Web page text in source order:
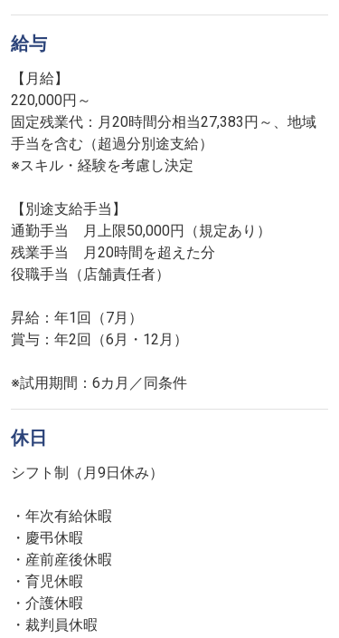
給与
【⽉給】
220,000円～
固定残業代：⽉20時間分相当27,383円～、地域
手当を含む（超過分別途支給）
※スキル・経験を考慮し決定
【別途支給手当】
通勤手当 ⽉上限50,000円（規定あり）
残業⼿当 ⽉20時間を超えた分
役職⼿当（店舗責任者）
昇給：年1回（7⽉）
賞与：年2回（6⽉・12⽉）
※試用期間：6カ月／同条件
休日
シフト制（⽉9⽇休み）
・年次有給休暇
・慶弔休暇
・産前産後休暇
・育児休暇
・介護休暇
・裁判員休暇